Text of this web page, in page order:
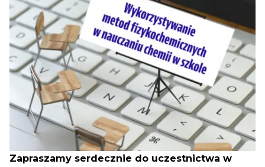
Zapraszamy serdecznie do uczestnictwa w